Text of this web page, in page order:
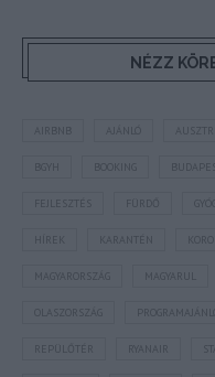
NÉZZ
FEJLESZTÉS
KARANTÉN
MAGYARORSZÁG
OLASZORSZÁG
REPÜLŐTÉR